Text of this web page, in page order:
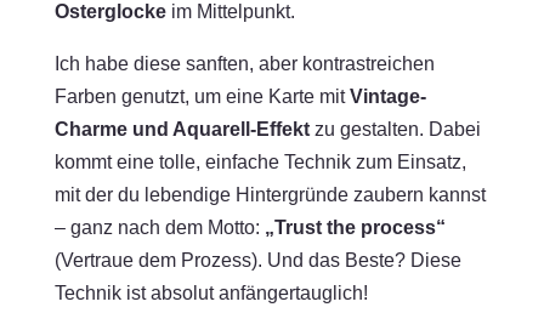
Osterglockeim Mittelpunkt.
Ich habe diese sanften, aber kontrastreichen
Farben genutzt, um eine Karte mitVintage-
Charme und Aquarell-Effektzu gestalten. Dabei
kommt eine tolle, einfache Technik zum Einsatz,
mit der du lebendige Hintergründe zaubern kannst
– ganz nach dem Motto: „Trust the process“
(Vertraue dem Prozess). Und das Beste? Diese
Technik ist absolut anfängertauglich!